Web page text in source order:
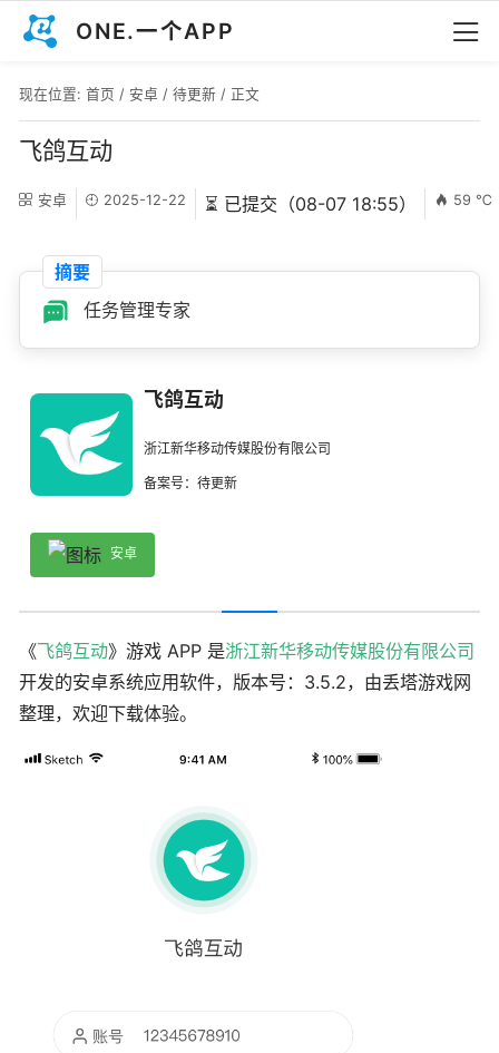
ONE.一个APP
现在位置: 首页 / 安卓 / 待更新 / 正文
飞鸽互动
安卓 2025-12-22 ⏳ 已提交（08-07 18:55） 59 ℃
摘要
任务管理专家
飞鸽互动
浙江新华移动传媒股份有限公司
备案号：待更新
安卓
《飞鸽互动》游戏 APP 是浙江新华移动传媒股份有限公司
开发的安卓系统应用软件，版本号：3.5.2，由丢塔游戏网
整理，欢迎下载体验。